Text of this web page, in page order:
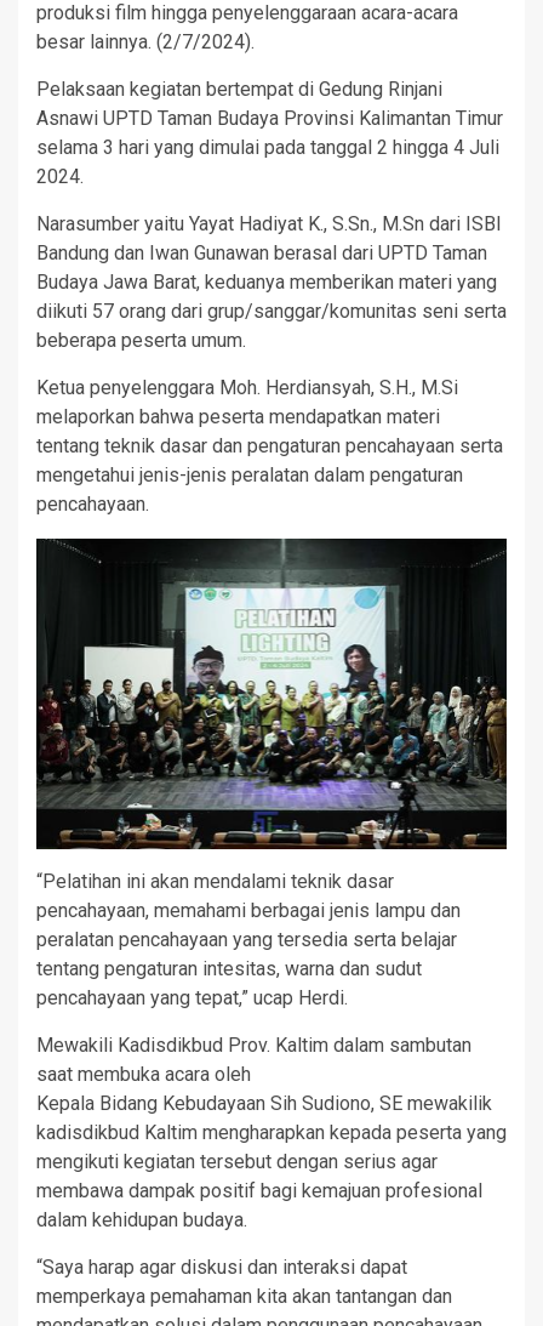
produksi film hingga penyelenggaraan acara-acara
besar lainnya. (2/7/2024).
Pelaksaan kegiatan bertempat di Gedung Rinjani
Asnawi UPTD Taman Budaya Provinsi Kalimantan Timur
selama 3 hari yang dimulai pada tanggal 2 hingga 4 Juli
2024.
Narasumber yaitu Yayat Hadiyat K., S.Sn., M.Sn dari ISBI
Bandung dan Iwan Gunawan berasal dari UPTD Taman
Budaya Jawa Barat, keduanya memberikan materi yang
diikuti 57 orang dari grup/sanggar/komunitas seni serta
beberapa peserta umum.
Ketua penyelenggara Moh. Herdiansyah, S.H., M.Si
melaporkan bahwa peserta mendapatkan materi
tentang teknik dasar dan pengaturan pencahayaan serta
mengetahui jenis-jenis peralatan dalam pengaturan
pencahayaan.
“Pelatihan ini akan mendalami teknik dasar
pencahayaan, memahami berbagai jenis lampu dan
peralatan pencahayaan yang tersedia serta belajar
tentang pengaturan intesitas, warna dan sudut
pencahayaan yang tepat,” ucap Herdi.
Mewakili Kadisdikbud Prov. Kaltim dalam sambutan
saat membuka acara oleh
Kepala Bidang Kebudayaan Sih Sudiono, SE mewakilik
kadisdikbud Kaltim mengharapkan kepada peserta yang
mengikuti kegiatan tersebut dengan serius agar
membawa dampak positif bagi kemajuan profesional
dalam kehidupan budaya.
“Saya harap agar diskusi dan interaksi dapat
memperkaya pemahaman kita akan tantangan dan